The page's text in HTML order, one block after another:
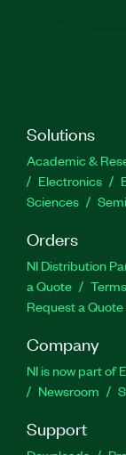
Solutions
Academic &
Electronics
Sciences
Orders
NI Distribution
a Quote
Request a Quote
Company
NI is now part of
Newsroom
Support